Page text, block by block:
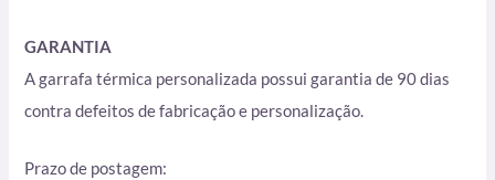
GARANTIA
A garrafa térmica personalizada possui garantia de 90 dias
contra defeitos de fabricação e personalização.
Prazo de postagem: